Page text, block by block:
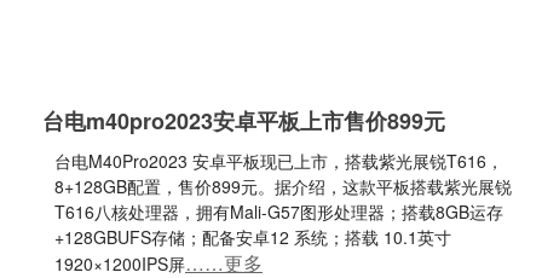
台电m40pro2023安卓平板上市售价899元
台电M40Pro2023 安卓平板现已上市，搭载紫光展锐T616，
8+128GB配置，售价899元。据介绍，这款平板搭载紫光展锐
T616八核处理器，拥有Mali-G57图形处理器；搭载8GB运存
+128GBUFS存储；配备安卓12 系统；搭载 10.1英寸
1920×1200IPS屏……更多